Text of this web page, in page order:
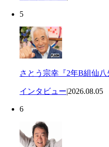
5
さとう宗幸『2年B組仙
インタビュー|2026.08.05
6